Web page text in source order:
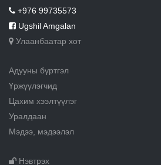
+976 99735573
Ugshil Amgalan
Улаанбаатар хот
Адууны бүртгэл
Үржүүлэгчид
Цахим хээлтүүлэг
Уралдаан
Мэдээ, мэдээлэл
Нэвтрэх